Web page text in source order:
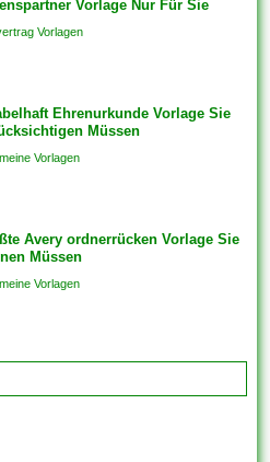
Vorlage Nur Für Sie
Vorlagen
Ehrenurkunde Vorlage Sie
Müssen
Vorlagen
Avery ordnerrücken Vorlage Sie
Müssen
Vorlagen